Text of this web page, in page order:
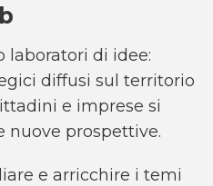
laboratori di idee:
diffusi sul territorio
e imprese si
nuove prospettive.
e arricchire i temi